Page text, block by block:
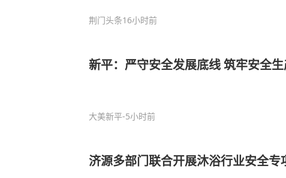
荆门头条16小时前
新平：严守安全发展底线 筑牢安全
大美新平-5小时前
济源多部门联合开展沐浴行业安全专